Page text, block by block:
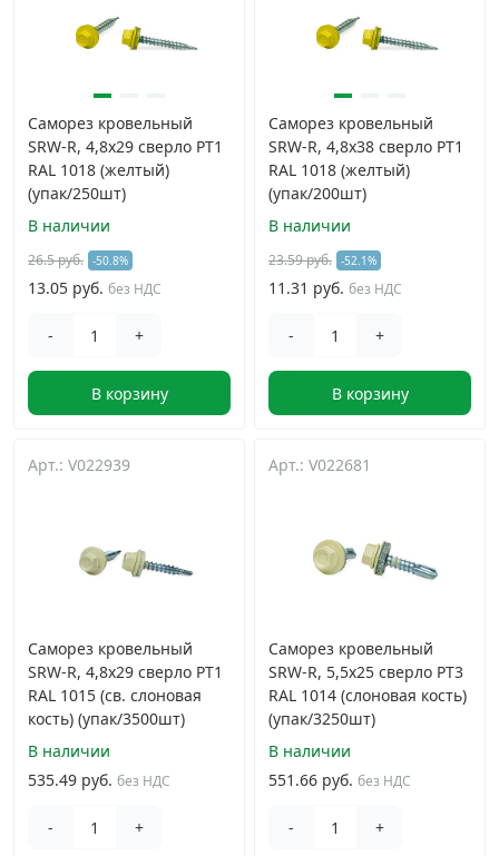
Саморез кровельный
SRW-R, 4,8х29 сверло РТ1
RAL 1018 (желтый)
(упак/250шт)
В наличии
26.5 руб. -50.8%
13.05 руб. без НДС
- +
В корзину
Саморез кровельный
SRW-R, 4,8х38 сверло РТ1
RAL 1018 (желтый)
(упак/200шт)
В наличии
23.59 руб. -52.1%
11.31 руб. без НДС
- +
В корзину
Арт.: V022939
Саморез кровельный
SRW-R, 4,8х29 сверло РТ1
RAL 1015 (св. слоновая
кость) (упак/3500шт)
В наличии
535.49 руб. без НДС
- +
Арт.: V022681
Саморез кровельный
SRW-R, 5,5х25 сверло РТ3
RAL 1014 (слоновая кость)
(упак/3250шт)
В наличии
551.66 руб. без НДС
- +